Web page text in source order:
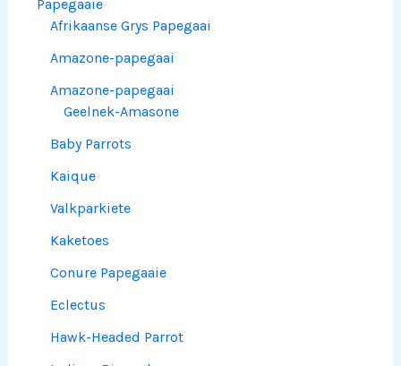
Papegaaie
Afrikaanse Grys Papegaai
Amazone-papegaai
Amazone-papegaai
Geelnek-Amasone
Baby Parrots
Kaique
Valkparkiete
Kaketoes
Conure Papegaaie
Eclectus
Hawk-Headed Parrot